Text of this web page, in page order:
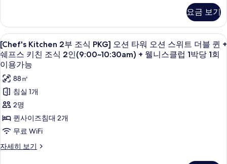
클
럽
1
박
당
회
이
용
가
럽
박
당
1
회
이
용
가
능
자
세
히
기
퀸
사
진
모
두
보
기
스
위
트
더
블
퀸
자
세
히
보
기
요금 보기
[Chef's
Kitchen
2
부
조
식
PKG]
오
션
타
오리/거위털 이불, 미니바, 객실 내 금
6
[Chef's Kitchen 2부 조식 PKG] 오션 타워 오션 스위트 더블 퀸 +
쉐프스 키친 조식 2인(9:00~10:30am) + 웰니스클럽 1박당 1회
이용가능
88㎡
침실 1개
2명
퀸사이즈침대 2개
무료 WiFi
자세히 보기
[Chef's